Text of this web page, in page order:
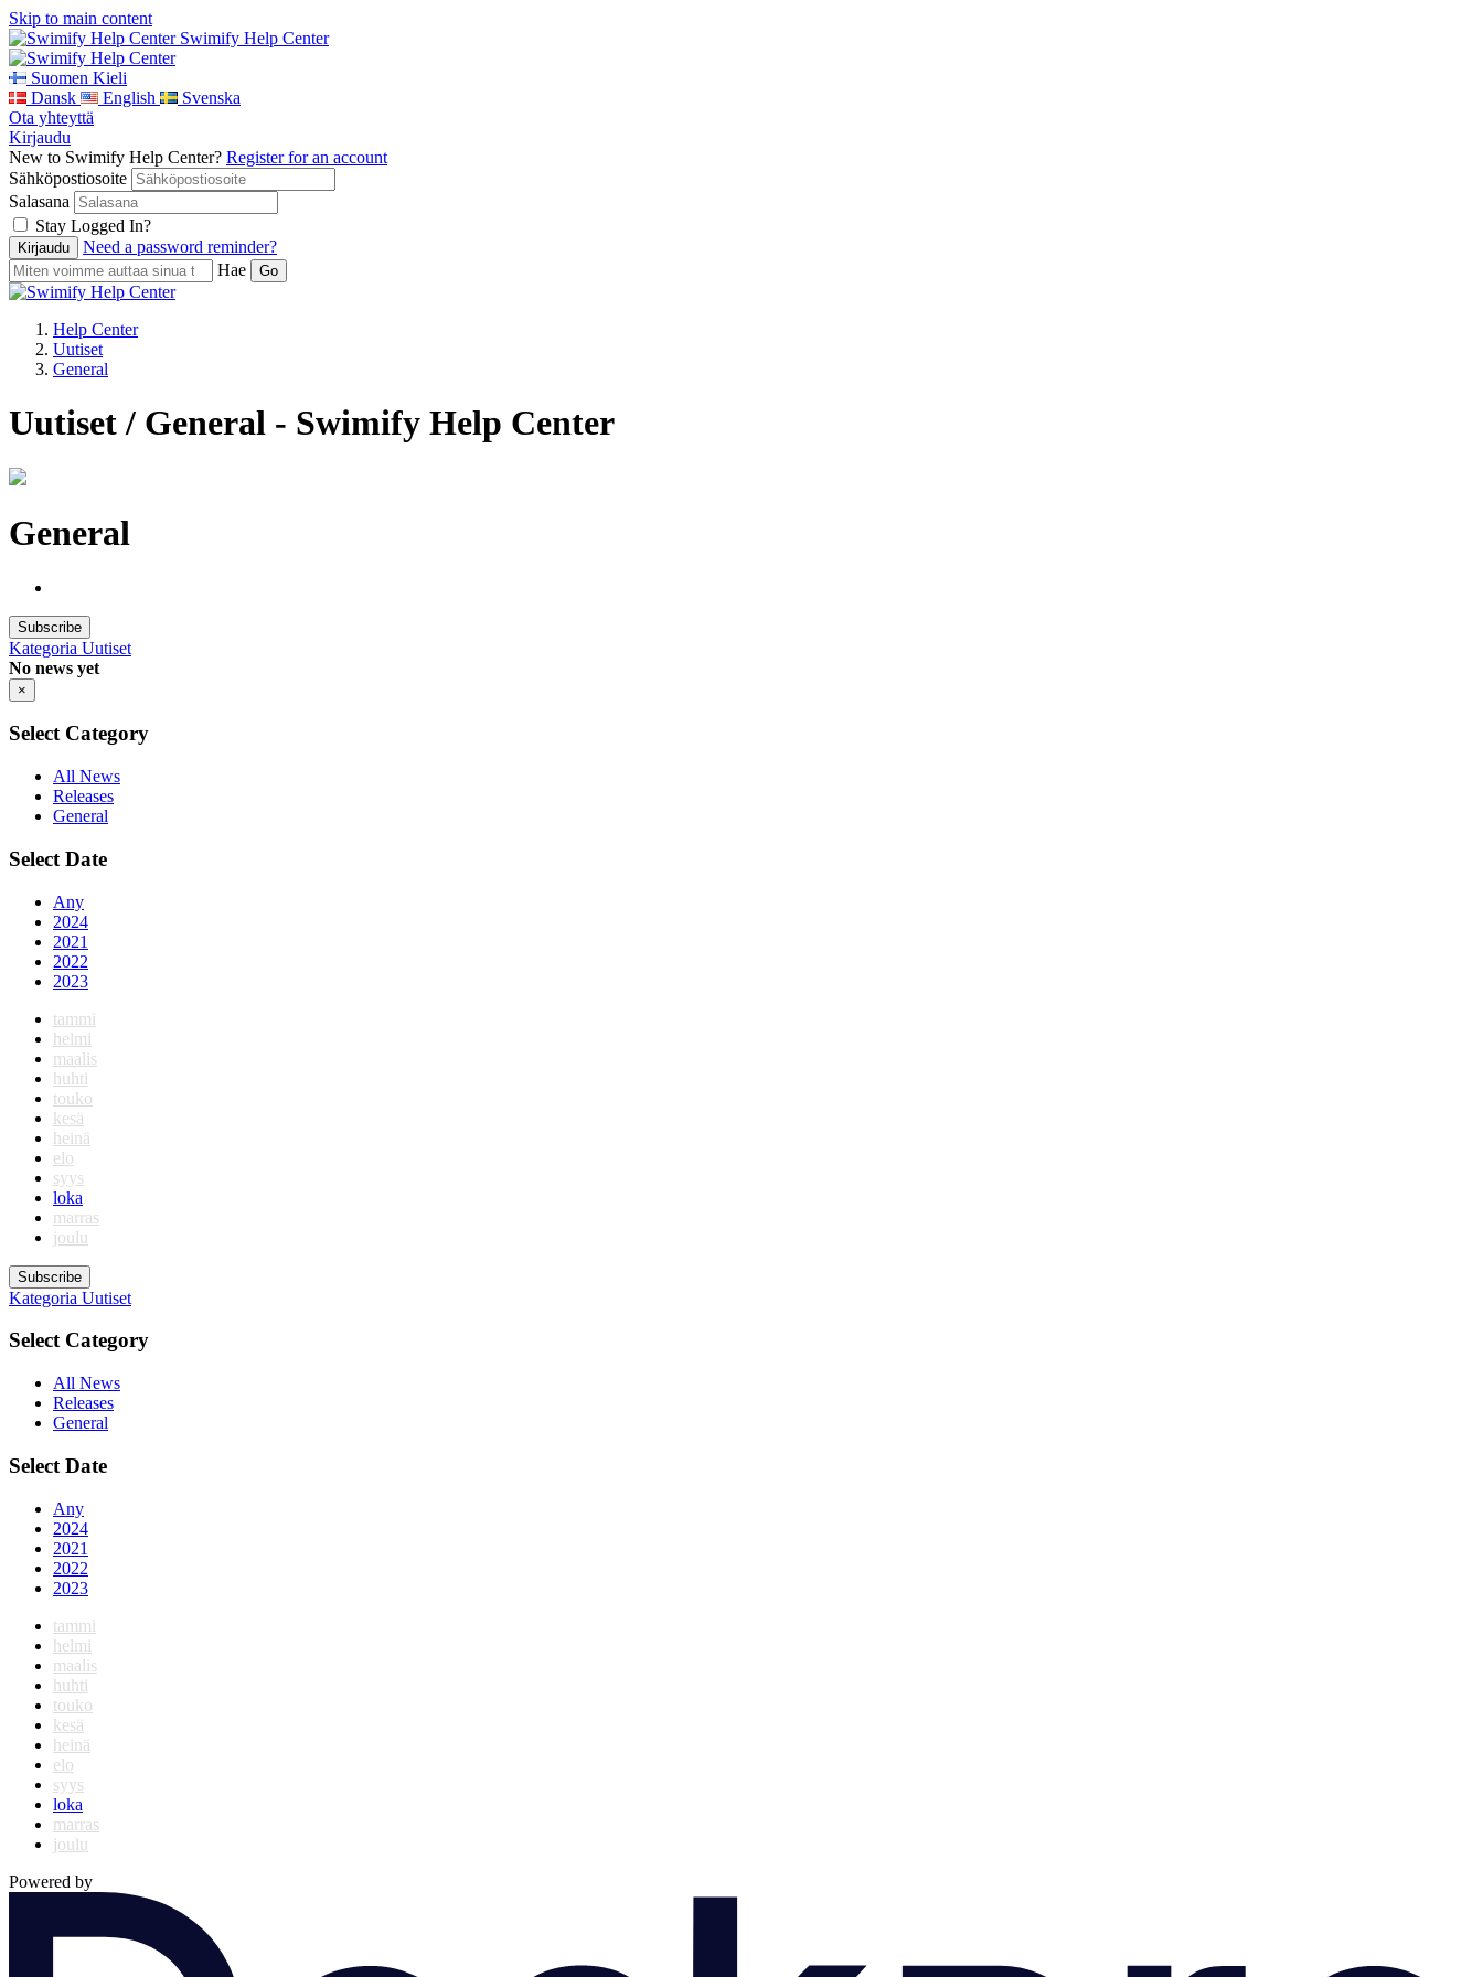
Skip to main content
Swimify Help Center
Suomen Kieli
Dansk
English
Svenska
Ota yhteyttä
Kirjaudu
New to Swimify Help Center? Register for an account
Sähköpostiosoite
Salasana
Stay Logged In?
Need a password reminder?
Hae
Help Center
Uutiset
General
Uutiset / General - Swimify Help Center
General
Subscribe
Kategoria Uutiset
No news yet
×
Select Category
All News
Releases
General
Select Date
Any
2024
2021
2022
2023
tammi
helmi
maalis
huhti
touko
kesä
heinä
elo
syys
loka
marras
joulu
Subscribe
Kategoria Uutiset
Select Category
All News
Releases
General
Select Date
Any
2024
2021
2022
2023
tammi
helmi
maalis
huhti
touko
kesä
heinä
elo
syys
loka
marras
joulu
Powered by